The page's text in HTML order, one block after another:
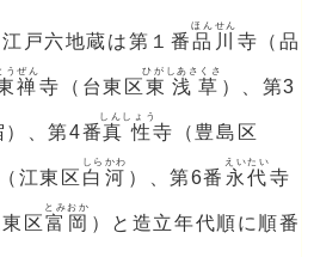
戸六地蔵は第１番品川
ほんせん
寺（品
禅
うぜん
寺（台東区東浅草
ひがしあさくさ
）、第3
）、第4番真性
しんしょう
寺（豊島区
江東区 白河
しらかわ
）、第6番 永代
えいたい
寺
区富岡
とみおか
）と造立年代順に順番